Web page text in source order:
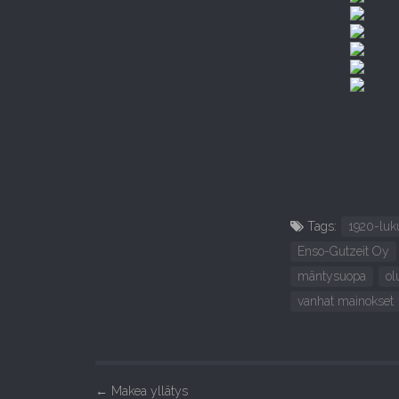
Tags: 1920-
Enso-Gutzeit Oy
mäntysuopa
vanhat mainokset
← Makea yllätys